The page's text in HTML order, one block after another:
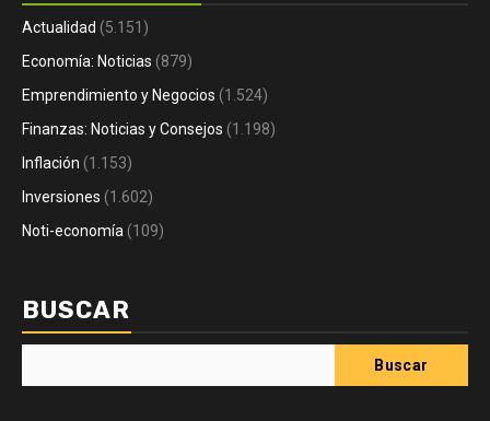
Actualidad (5.151)
Economía: Noticias (879)
Emprendimiento y Negocios (1.524)
Finanzas: Noticias y Consejos (1.198)
Inflación (1.153)
Inversiones (1.602)
Noti-economía (109)
BUSCAR
Buscar